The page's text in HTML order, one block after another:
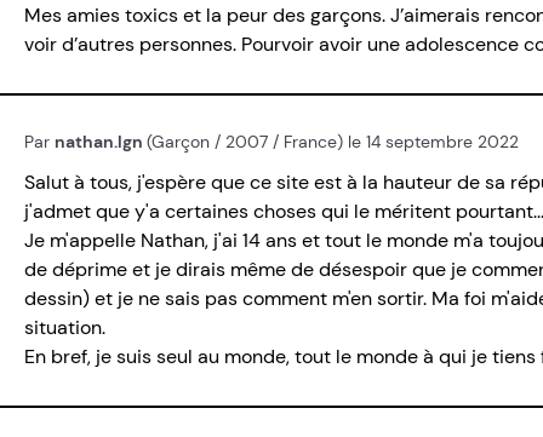
Mes amies toxics et la peur des garçons. J’aimerais
voir d’autres personnes. Pourvoir avoir une adolescence
Par nathan.lgn (Garçon / 2007 / France) le 14 septembre 2022
Salut à tous, j'espère que ce site est à la hauteur de sa
j'admet que y'a certaines choses qui le méritent pourtant...
Je m'appelle Nathan, j'ai 14 ans et tout le monde m'a
de déprime et je dirais même de désespoir que je
dessin) et je ne sais pas comment m'en sortir. Ma foi
situation.
En bref, je suis seul au monde, tout le monde à qui je